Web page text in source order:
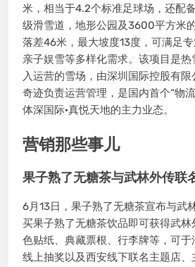
米，相当于4.2个标准足球场，还配
级滑雪道，地形公园及3600平方米
落差46米，最大坡度13度，可满足专
亲子娱雪等多样化需求。该项目是
入运营的雪场，由深圳国际控股有
奇迹负责运营管理，是国内首个“物
体深国际·真悦天地的主力业态。
营销那些事儿
果子熟了无糖茶与武林外传联
6月13日，果子熟了无糖茶宣布与武
买果子熟了无糖茶饮品即可获得武林
色贴纸、典藏票根、行李牌等，可
线上抽奖以及西安线下联名主题店、